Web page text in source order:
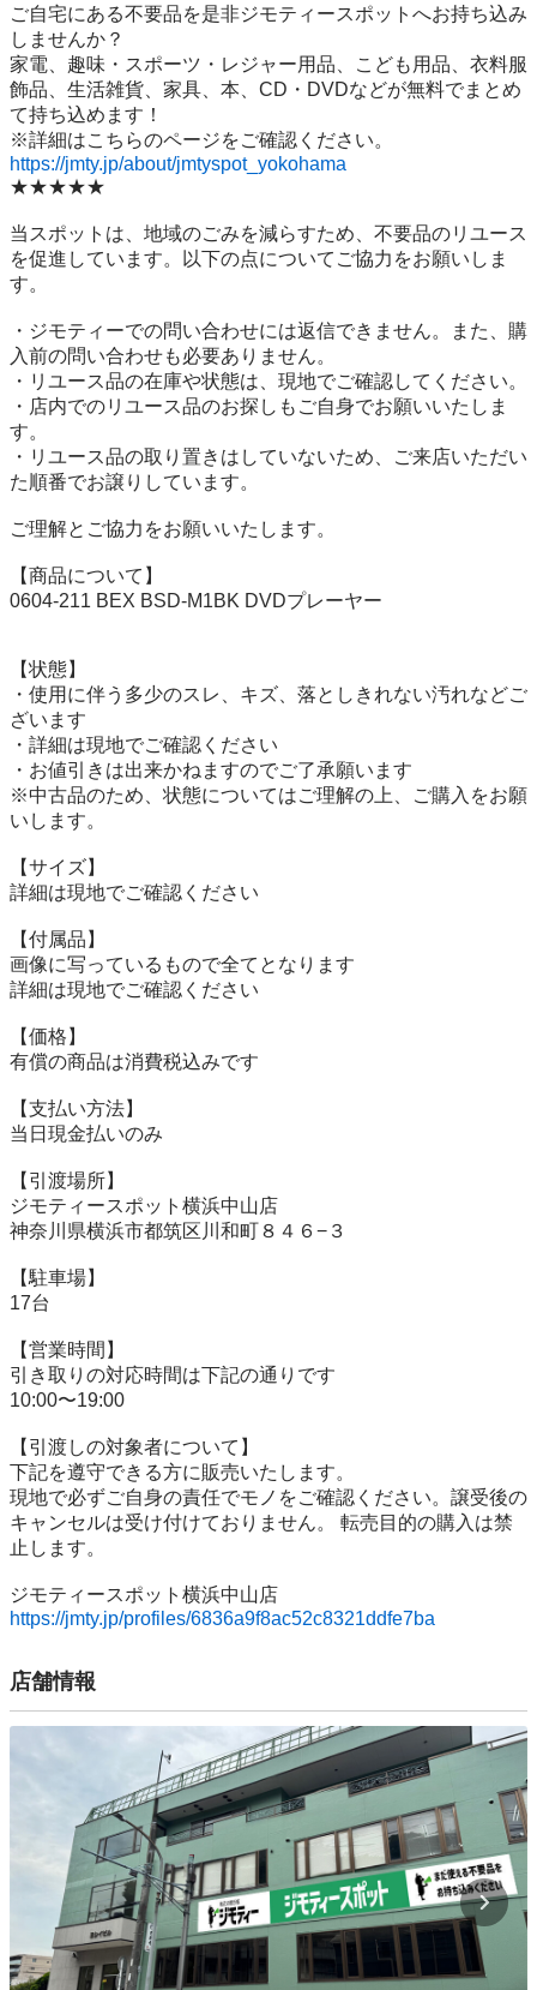
ご自宅にある不要品を是非ジモティースポットへお持ち込み
しませんか？
家電、趣味・スポーツ・レジャー用品、こども用品、衣料服
飾品、生活雑貨、家具、本、CD・DVDなどが無料でまとめ
て持ち込めます！
https://jmty.jp/about/jmtyspot_yokohama
★★★★★
当スポットは、地域のごみを減らすため、不要品のリユース
を促進しています。以下の点についてご協力をお願いしま
す。
・ジモティーでの問い合わせには返信できません。また、購
入前の問い合わせも必要ありません。
・リユース品の在庫や状態は、現地でご確認してください。
・店内でのリユース品のお探しもご自身でお願いいたしま
す。
・リユース品の取り置きはしていないため、ご来店いただい
た順番でお譲りしています。
ご理解とご協力をお願いいたします。
【商品について】
0604-211 BEX BSD-M1BK DVDプレーヤー
【状態】
・使用に伴う多少のスレ、キズ、落としきれない汚れなどご
ざいます
・詳細は現地でご確認ください
・お値引きは出来かねますのでご了承願います
※中古品のため、状態についてはご理解の上、ご購入をお願
いします。
【サイズ】
詳細は現地でご確認ください
【付属品】
画像に写っているもので全てとなります
詳細は現地でご確認ください
【価格】
有償の商品は消費税込みです
【⽀払い⽅法】
当⽇現⾦払いのみ
【引渡場所】
ジモティースポット横浜中山店
神奈川県横浜市都筑区川和町８４６−３
【駐⾞場】
17台
【営業時間】
引き取りの対応時間は下記の通りです
10:00〜19:00
【引渡しの対象者について】
下記を遵守できる⽅に販売いたします。
現地で必ずご⾃⾝の責任でモノをご確認ください。譲受後の
キャンセルは受け付けておりません。 転売⽬的の購⼊は禁
⽌します。
https://jmty.jp/profiles/6836a9f8ac52c8321ddfe7ba
店舗情報